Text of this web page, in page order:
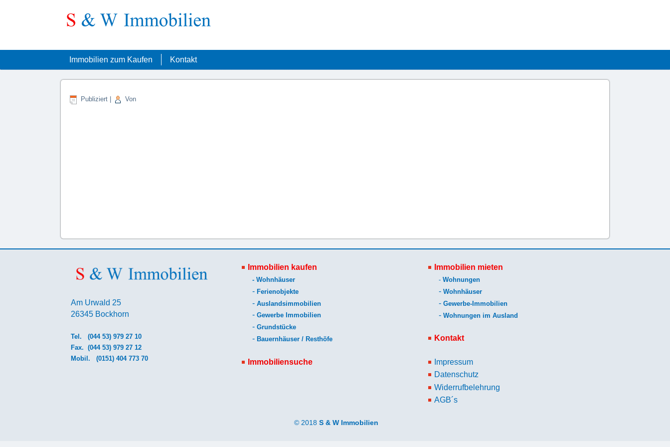
Immobilien zum Kaufen Kontakt
Publiziert Von
Am Urwald 25
26345 Bockhorn
Tel. (044 53) 979 27 10
Fax. (044 53) 979 27 12
Mobil. (0151) 404 773 70
Immobilien kaufen
- Wohnhäuser
- Ferienobjekte
- Auslandsimmobilien
- Gewerbe Immobilien
- Grundstücke
- Bauernhäuser / Resthöfe
Immobiliensuche
Immobilien mieten
- Wohnungen
- Wohnhäuser
- Gewerbe-Immobilien
- Wohnungen im Ausland
Kontakt
Impressum
Datenschutz
Widerrufbelehrung
AGB´s
© 2018 S & W Immobilien